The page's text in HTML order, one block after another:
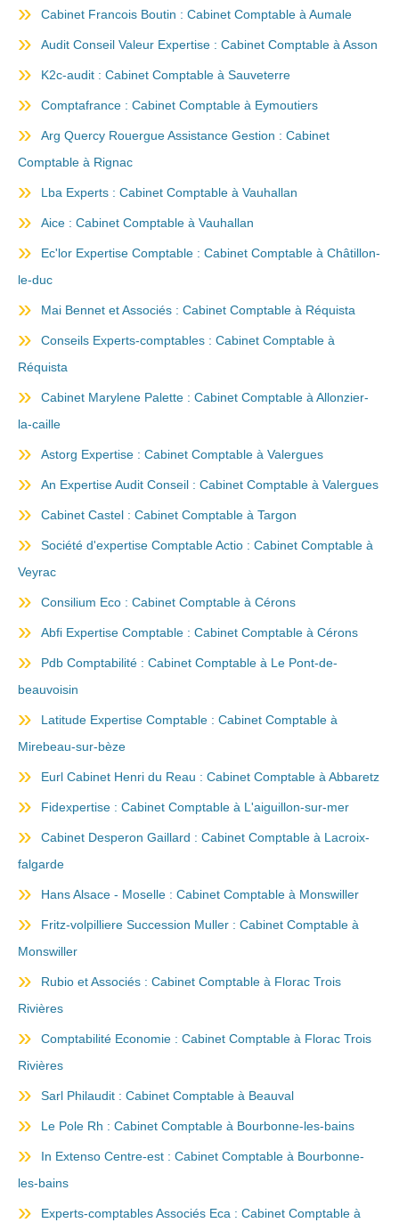
Cabinet Francois Boutin : Cabinet Comptable à Aumale
Audit Conseil Valeur Expertise : Cabinet Comptable à Asson
K2c-audit : Cabinet Comptable à Sauveterre
Comptafrance : Cabinet Comptable à Eymoutiers
Arg Quercy Rouergue Assistance Gestion : Cabinet
Comptable à Rignac
Lba Experts : Cabinet Comptable à Vauhallan
Aice : Cabinet Comptable à Vauhallan
Ec'lor Expertise Comptable : Cabinet Comptable à Châtillon-
le-duc
Mai Bennet et Associés : Cabinet Comptable à Réquista
Conseils Experts-comptables : Cabinet Comptable à
Réquista
Cabinet Marylene Palette : Cabinet Comptable à Allonzier-
la-caille
Astorg Expertise : Cabinet Comptable à Valergues
An Expertise Audit Conseil : Cabinet Comptable à Valergues
Cabinet Castel : Cabinet Comptable à Targon
Société d'expertise Comptable Actio : Cabinet Comptable à
Veyrac
Consilium Eco : Cabinet Comptable à Cérons
Abfi Expertise Comptable : Cabinet Comptable à Cérons
Pdb Comptabilité : Cabinet Comptable à Le Pont-de-
beauvoisin
Latitude Expertise Comptable : Cabinet Comptable à
Mirebeau-sur-bèze
Eurl Cabinet Henri du Reau : Cabinet Comptable à Abbaretz
Fidexpertise : Cabinet Comptable à L'aiguillon-sur-mer
Cabinet Desperon Gaillard : Cabinet Comptable à Lacroix-
falgarde
Hans Alsace - Moselle : Cabinet Comptable à Monswiller
Fritz-volpilliere Succession Muller : Cabinet Comptable à
Monswiller
Rubio et Associés : Cabinet Comptable à Florac Trois
Rivières
Comptabilité Economie : Cabinet Comptable à Florac Trois
Rivières
Sarl Philaudit : Cabinet Comptable à Beauval
Le Pole Rh : Cabinet Comptable à Bourbonne-les-bains
In Extenso Centre-est : Cabinet Comptable à Bourbonne-
les-bains
Experts-comptables Associés Eca : Cabinet Comptable à